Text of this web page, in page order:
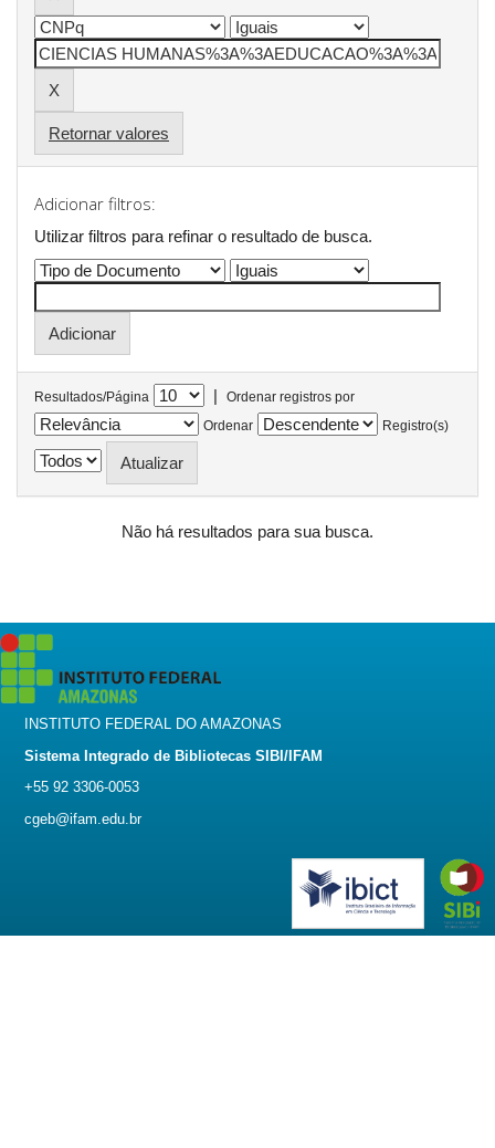
Retornar valores
Adicionar filtros:
Utilizar filtros para refinar o resultado de busca.
Resultados/Página |
Ordenar registros por
Ordenar
Registro(s)
Não há resultados para sua busca.
INSTITUTO FEDERAL DO AMAZONAS
Sistema Integrado de Bibliotecas SIBI/IFAM
+55 92 3306-0053
cgeb@ifam.edu.br